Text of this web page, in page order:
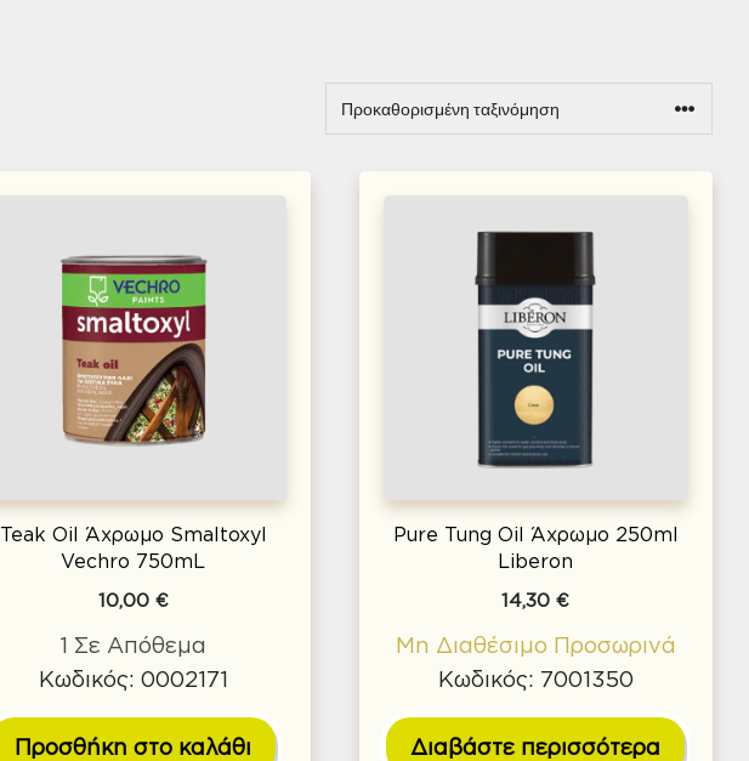
Teak Oil Άχρωμο Smaltoxyl
Vechro 750mL
10,00 €
1 Σε Απόθεμα
Κωδικός: 0002171
Προσθήκη στο καλάθι
Pure Tung Oil Άχρωμο 250ml
Liberon
14,30€
Μη Διαθέσιμο Προσωρινά
Κωδικός: 7001350
Διαβάστε περισσότερα